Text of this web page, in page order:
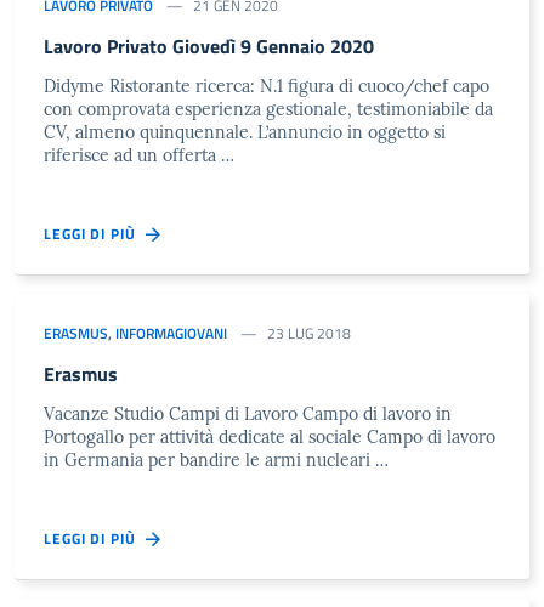
LAVORO PRIVATO 21 GEN 2020
Lavoro Privato Giovedì 9 Gennaio 2020
Didyme Ristorante ricerca: N.1 figura di cuoco/chef capo
con comprovata esperienza gestionale, testimoniabile da
CV, almeno quinquennale. L’annuncio in oggetto si
riferisce ad un offerta …
LEGGI DI PIÙ
ERASMUS, INFORMAGIOVANI 23 LUG 2018
Erasmus
Vacanze Studio Campi di Lavoro Campo di lavoro in
Portogallo per attività dedicate al sociale Campo di lavoro
in Germania per bandire le armi nucleari …
LEGGI DI PIÙ